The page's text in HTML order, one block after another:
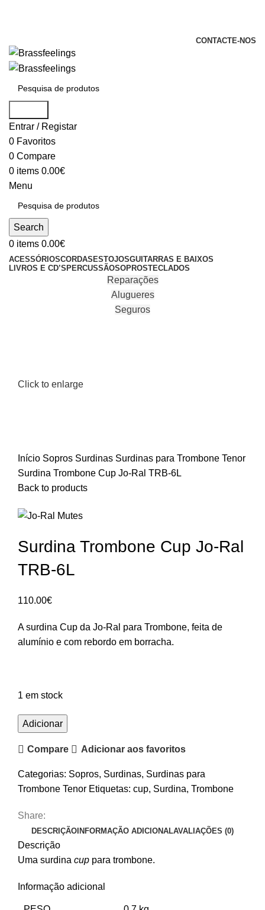
CONTACTE-NOS
Entrar / Registar
0 Favoritos
0 Compare
0 items 0.00€
Menu
Search
0 items 0.00€
ACESSÓRIOSCORDAS ESTOJOSGUITARRAS E BAIXOS
LIVROS E CD’S PERCUSSÃOSOPROSTECLADOS
Reparações
Alugueres
Seguros
Click to enlarge
Início Sopros Surdinas Surdinas para Trombone Tenor
Surdina Trombone Cup Jo-Ral TRB-6L
Back to products
Surdina Trombone Cup Jo-Ral
TRB-6L
110.00€
A surdina Cup da Jo-Ral para Trombone, feita de
alumínio e com rebordo em borracha.
1 em stock
Quantidade
de
Surdina
Cup
Jo-
Ral
6L
Adicionar
Compare Adicionar aos favoritos
Categorias: Sopros, Surdinas, Surdinas para
Trombone Tenor Etiquetas: cup, Surdina, Trombone
Share:
DESCRIÇÃOINFORMAÇÃO ADICIONALAVALIAÇÕES (0)
Descrição
Uma surdina cup para trombone.
Informação adicional